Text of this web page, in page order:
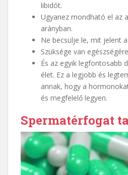
libidót.
Ugyanez mondható el az
arányban.
Ne becsülje le, mit jelent
Szüksége van
És az egyik legfontosabb
élet. Ez a legjobb és
annak, hogy a
és megfelelő legyen.
Spermatérfogat